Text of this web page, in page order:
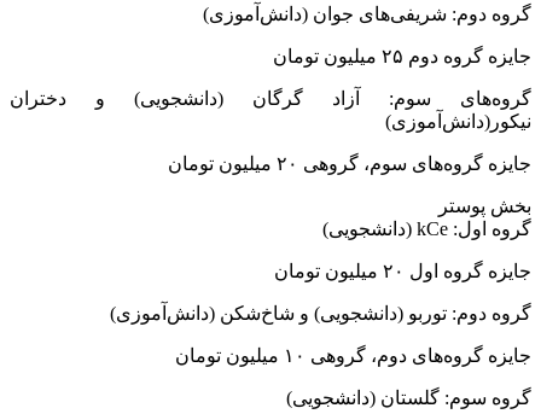
گروه دوم: شریفی‌های جوان (دانش‌آموزی)
جایزه گروه دوم ۲۵ میلیون تومان
گروه‌های سوم: آزاد گرگان (دانشجویی) و دختران
نیکور(دانش‌آموزی)
جایزه گروه‌های سوم، گروهی ۲۰ میلیون تومان
بخش پوستر
گروه اول: kCe (دانشجویی)
جایزه گروه اول ۲۰ میلیون تومان
گروه دوم: توربو (دانشجویی) و شاخ‌شکن (دانش‌آموزی)
جایزه گروه‌های دوم، گروهی ۱۰ میلیون تومان
گروه سوم: گلستان (دانشجویی)